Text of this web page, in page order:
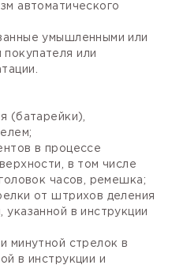
автоматического
умышленными или
или
(батарейки),
в процессе
в том числе
часов, ремешка;
от штрихов деления
в инструкции
минутной стрелок в
в инструкции и